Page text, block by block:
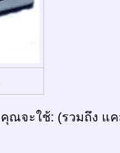
คุณจะใช้: (รวมถึง แ